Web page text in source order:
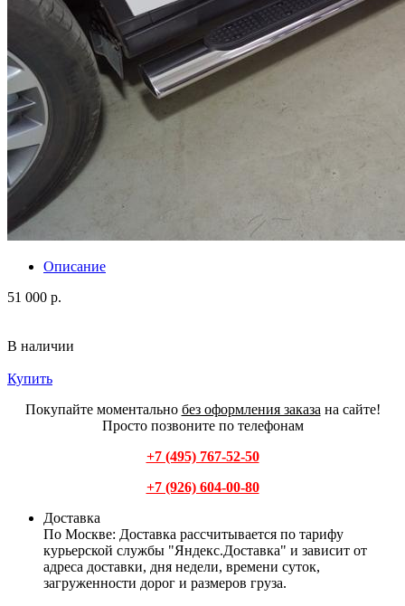
Описание
51 000 р.
В наличии
Купить
Покупайте моментально без оформления заказа на сайте!
Просто позвоните по телефонам
+7 (495) 767-52-50
+7 (926) 604-00-80
Доставка
По Москве: Доставка рассчитывается по тарифу
курьерской службы "Яндекс.Доставка" и зависит от
адреса доставки, дня недели, времени суток,
загруженности дорог и размеров груза.